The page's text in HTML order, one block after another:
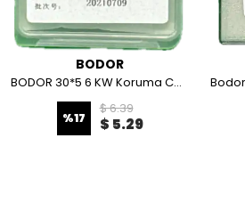
BODOR
BODOR 30*5 6 KW Koruma Camı
%17
$ 6.39
$ 5.29